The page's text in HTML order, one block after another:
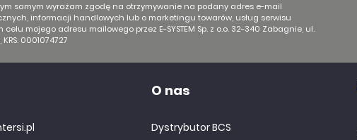
samym wyrażam zgodę na otrzymywanie na podany adres e-mail
informacji handlowych lub o marketingu towarów, usług serwisu
mojego adresu mailowego przez E-SYSTEM Sp. z o.o. 32-340 Zabagnie, ul.
0001074727
O nas
Dystrybutor BCS